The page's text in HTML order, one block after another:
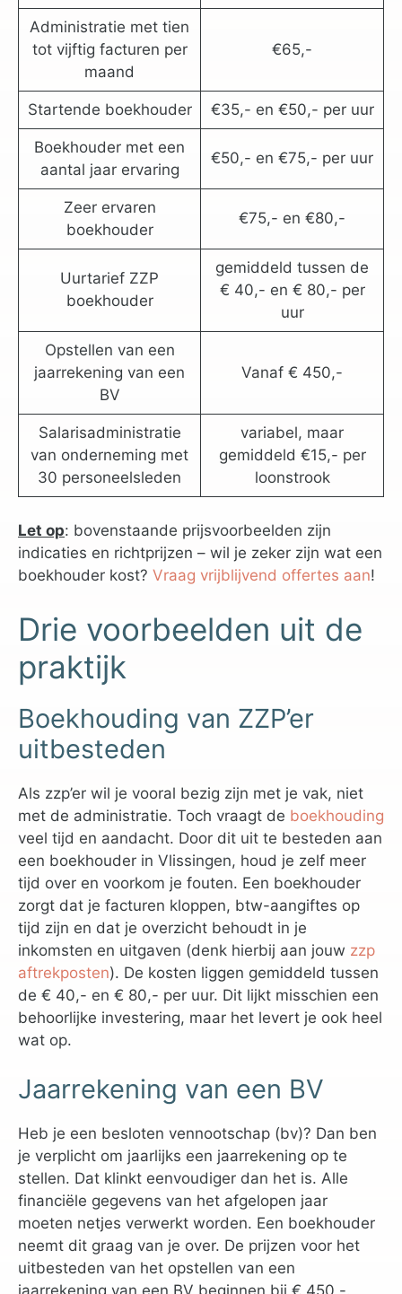
Administratie met tien
tot vijftig facturen per
maand
€65,-
Startende boekhouder €35,- en €50,- per uur
Boekhouder met een
aantal jaar ervaring
€50,- en €75,- per uur
Zeer ervaren
boekhouder
€75,- en €80,-
Uurtarief ZZP
boekhouder
gemiddeld tussen de
€ 40,- en € 80,- per
uur
Opstellen van een
jaarrekening van een
BV
Vanaf € 450,-
Salarisadministratie
van onderneming met
30 personeelsleden
variabel, maar
gemiddeld €15,- per
loonstrook
Let op: bovenstaande prijsvoorbeelden zijn
indicaties en richtprijzen – wil je zeker zijn wat een
boekhouder kost? Vraag vrijblijvend offertes aan!
Drie voorbeelden uit de
praktijk
Boekhouding van ZZP’er
uitbesteden
Als zzp’er wil je vooral bezig zijn met je vak, niet
met de administratie. Toch vraagt de boekhouding
veel tijd en aandacht. Door dit uit te besteden aan
een boekhouder in Vlissingen, houd je zelf meer
tijd over en voorkom je fouten. Een boekhouder
zorgt dat je facturen kloppen, btw-aangiftes op
tijd zijn en dat je overzicht behoudt in je
inkomsten en uitgaven (denk hierbij aan jouw zzp
aftrekposten). De kosten liggen gemiddeld tussen
de € 40,- en € 80,- per uur. Dit lijkt misschien een
behoorlijke investering, maar het levert je ook heel
wat op.
Jaarrekening van een BV
Heb je een besloten vennootschap (bv)? Dan ben
je verplicht om jaarlijks een jaarrekening op te
stellen. Dat klinkt eenvoudiger dan het is. Alle
financiële gegevens van het afgelopen jaar
moeten netjes verwerkt worden. Een boekhouder
neemt dit graag van je over. De prijzen voor het
uitbesteden van het opstellen van een